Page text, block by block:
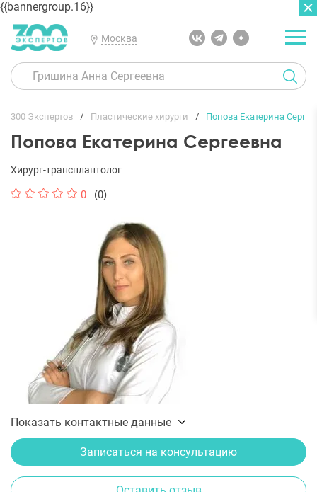
{{bannergroup.16}}
Москва
300 Экспертов Пластические хирурги Попова Екатерина
Попова Екатерина Сергеевна
Хирург-трансплантолог
0 (0)
Показать контактные данные
Записаться на консультацию